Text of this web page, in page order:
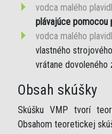
vodca malého
plávajúce pomocou
vodca malého
vlastného
vrátane dovoleného
Obsah skúšky
Skúšku VMP tvorí
Obsahom teoretickej